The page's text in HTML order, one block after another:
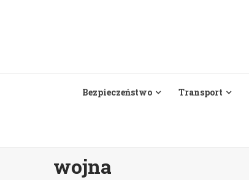
Bezpieczeństwo Transport
wojna